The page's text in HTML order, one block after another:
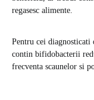
regasesc alimente.
Pentru cei diagnosticati
contin bifidobacterii
frecventa scaunelor si